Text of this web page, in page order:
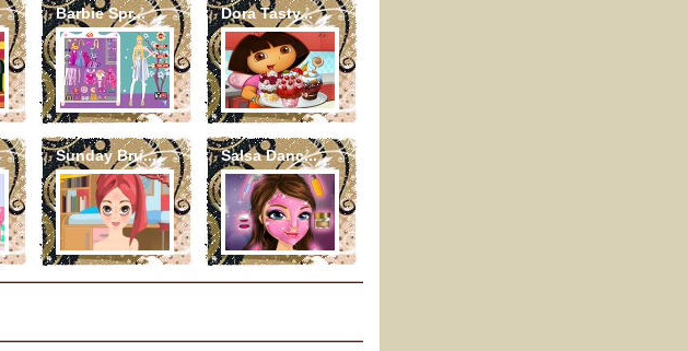
Barbie Spr... Dora Tasty...
Sunday Bru... Salsa Danc...